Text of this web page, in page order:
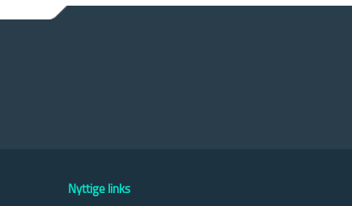
Nyttige links